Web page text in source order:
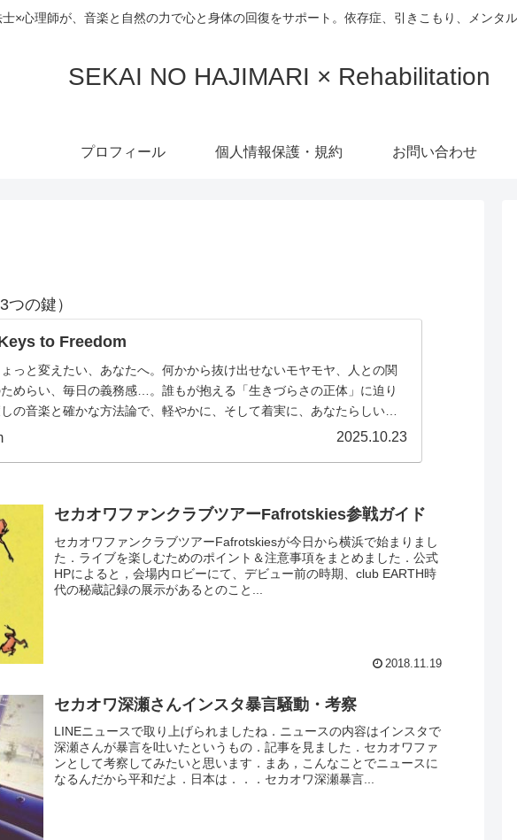
×心理師が、音楽と自然の力で心と身体の回復をサポート。依存症、引きこもり、メンタ
SEKAI NO HAJIMARI × Rehabilitation
プロフィール 個人情報保護・規約 お問い合わせ
の鍵）
to Freedom
っと変えたい、あなたへ。何かから抜け出せないモヤモヤ、人との関
めらい、毎日の義務感…。誰もが抱える「生きづらさの正体」に迫り
の音楽と確かな方法論で、軽やかに、そして着実に、あなたらしい輝
しましょう。今...
2025.10.23
セカオワファンクラブツアーFafrotskies参戦ガイド
セカオワファンクラブツアーFafrotskiesが今日から横浜で始まりまし
た．ライブを楽しむためのポイント＆注意事項をまとめました．公式
HPによると，会場内ロビーにて、デビュー前の時期、club EARTH時
代の秘蔵記録の展示があるとのこと...
2018.11.19
セカオワ深瀬さんインスタ暴言騒動・考察
LINEニュースで取り上げられましたね．ニュースの内容はインスタで
深瀬さんが暴言を吐いたというもの．記事を見ました．セカオワファ
ンとして考察してみたいと思います．まあ，こんなことでニュースに
なるんだから平和だよ．日本は．．．セカオワ深瀬暴言...